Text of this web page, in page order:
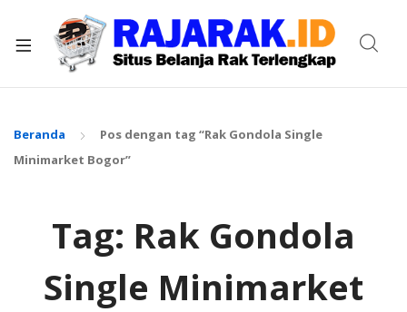
Beranda
Pos dengan tag “Rak Gondola Single
Minimarket Bogor”
Tag: Rak Gondola
Single Minimarket